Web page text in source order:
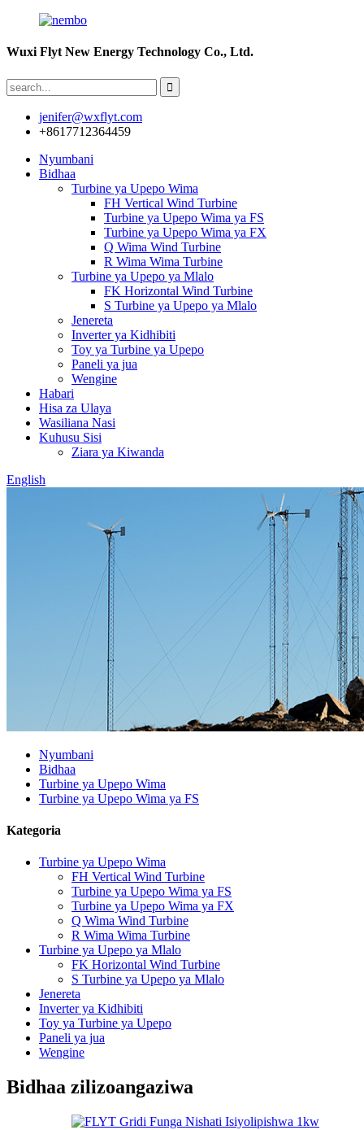
Wuxi Flyt New Energy Technology Co., Ltd.
jenifer@wxflyt.com
+8617712364459
Nyumbani
Bidhaa
Turbine ya Upepo Wima
FH Vertical Wind Turbine
Turbine ya Upepo Wima ya FS
Turbine ya Upepo Wima ya FX
Q Wima Wind Turbine
R Wima Wima Turbine
Turbine ya Upepo ya Mlalo
FK Horizontal Wind Turbine
S Turbine ya Upepo ya Mlalo
Jenereta
Inverter ya Kidhibiti
Toy ya Turbine ya Upepo
Paneli ya jua
Wengine
Habari
Hisa za Ulaya
Wasiliana Nasi
Kuhusu Sisi
Ziara ya Kiwanda
English
Nyumbani
Bidhaa
Turbine ya Upepo Wima
Turbine ya Upepo Wima ya FS
Kategoria
Turbine ya Upepo Wima
FH Vertical Wind Turbine
Turbine ya Upepo Wima ya FS
Turbine ya Upepo Wima ya FX
Q Wima Wind Turbine
R Wima Wima Turbine
Turbine ya Upepo ya Mlalo
FK Horizontal Wind Turbine
S Turbine ya Upepo ya Mlalo
Jenereta
Inverter ya Kidhibiti
Toy ya Turbine ya Upepo
Paneli ya jua
Wengine
Bidhaa zilizoangaziwa